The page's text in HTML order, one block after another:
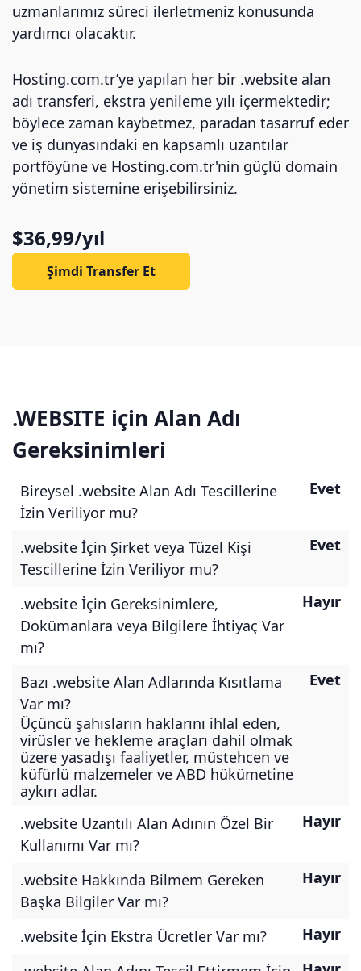
uzmanlarımız süreci ilerletmeniz konusunda
yardımcı olacaktır.
Hosting.com.tr’ye yapılan her bir .website alan
adı transferi, ekstra yenileme yılı içermektedir;
böylece zaman kaybetmez, paradan tasarruf eder
ve iş dünyasındaki en kapsamlı uzantılar
portföyüne ve Hosting.com.tr'nin güçlü domain
yönetim sistemine erişebilirsiniz.
$36,99/yıl
Şimdi Transfer Et
.WEBSITE için Alan Adı
Gereksinimleri
Bireysel .website Alan Adı Tescillerine
İzin Veriliyor mu?
Evet
.website İçin Şirket veya Tüzel Kişi
Tescillerine İzin Veriliyor mu?
Evet
.website İçin Gereksinimlere,
Dokümanlara veya Bilgilere İhtiyaç Var
mı?
Hayır
Bazı .website Alan Adlarında Kısıtlama
Var mı?
Üçüncü şahısların haklarını ihlal eden,
virüsler ve hekleme araçları dahil olmak
üzere yasadışı faaliyetler, müstehcen ve
küfürlü malzemeler ve ABD hükümetine
aykırı adlar.
Evet
.website Uzantılı Alan Adının Özel Bir
Kullanımı Var mı?
Hayır
.website Hakkında Bilmem Gereken
Başka Bilgiler Var mı?
Hayır
.website İçin Ekstra Ücretler Var mı?
Hayır